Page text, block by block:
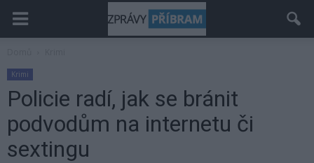
Krimi
Policie radí, jak se bránit
podvodům na internetu či
sextingu